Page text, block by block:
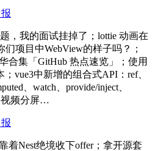
，我的面试挂掉了；lottie 动画在
项目中WebView的样子吗？；
合集「GitHub 热点速览」；使用
；vue3中新增的组合式API：ref、
、watch、provide/inject、
视频分屏…
着Nest绝境收下offer；拿开源套